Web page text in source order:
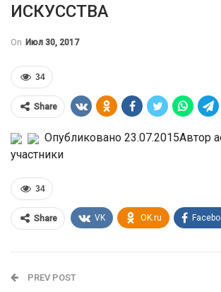
ИСКУССТВА
On Июл 30, 2017
34
Share
Опубликовано 23.07.2015Автор
участники
34
Share VK OK.ru
PREV POST